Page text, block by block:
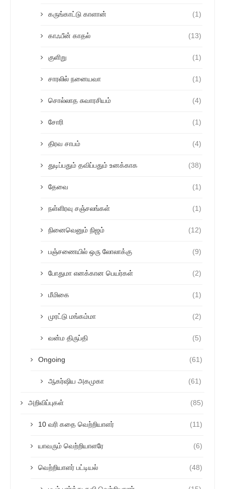
கருங்காட்டு காளான் (1)
காஃபீன் காதல் (13)
குளிறு (1)
சாரலில் நனையவா (1)
சொல்லாத சுவாரசியம் (4)
சோரி (1)
திரவ சாபம் (4)
துடிப்பதும் தவிப்பதும் உனக்காக (38)
தேவை (1)
நள்ளிரவு சஞ்சலங்கள் (1)
நினைவெனும் நிஜம் (12)
பஞ்சணையில் ஒரு லோலாக்கு (9)
போதுமா எனக்கான பெயர்கள் (2)
மீமிகை (1)
முரட்டு மங்கம்மா (2)
வன்ம திருப்தி (5)
Ongoing (61)
ஆகர்ஷிய அகமுகா (61)
அறிவிப்புகள் (85)
10 வரி கதை வெற்றியாளர் (11)
யாவரும் வெற்றியாளரே (6)
வெற்றியாளர் பட்டியல் (48)